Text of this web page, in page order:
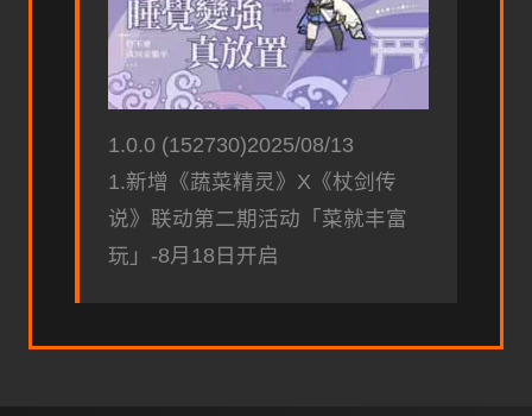
1.0.0 (152730)2025/08/13
1.新增《蔬菜精灵》X《杖剑传
说》联动第二期活动「菜就丰富
玩」-8月18日开启